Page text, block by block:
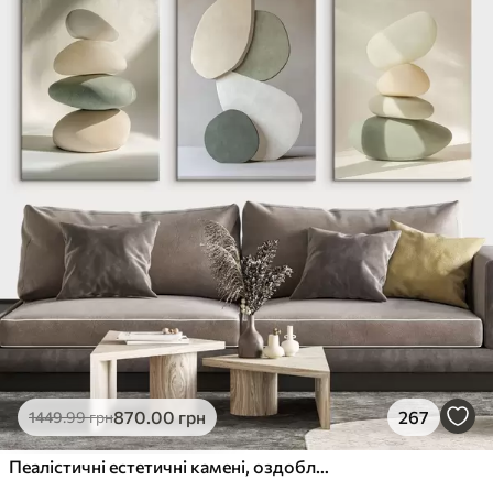
1449.99грн870.00 грн 267
Пеалістичні естетичні камені, оздоблення будинку, природне освітлення